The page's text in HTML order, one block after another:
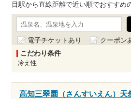
目駅から直線距離で近い順でおすすめ
電子チケットあり クーポン
こだわり条件
冷え性
高知三翠園（さんすいえん）天